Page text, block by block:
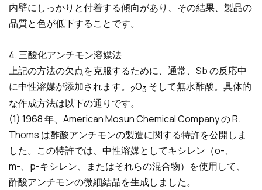
内壁にしっかりと付着する傾向があり、その結果、製品の
品質と色が低下することです。
4. 三酸化アンチモン溶媒法
上記の方法の欠点を克服するために、通常、Sb の反応中
に中性溶媒が添加されます。
2O3 そして無水酢酸。具体的
な作成方法は以下の通りです。
(1) 1968 年、American Mosun Chemical Company の R.
Thoms は酢酸アンチモンの製造に関する特許を公開しま
した。この特許では、中性溶媒としてキシレン（o-、
m-、p-キシレン、またはそれらの混合物）を使用して、
酢酸アンチモンの微細結晶を生成しました。